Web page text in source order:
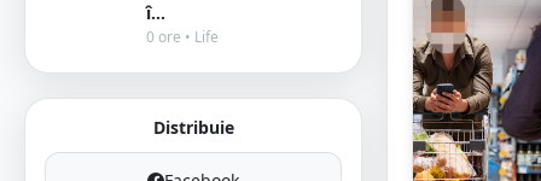
î...
0 ore • Life
Distribuie